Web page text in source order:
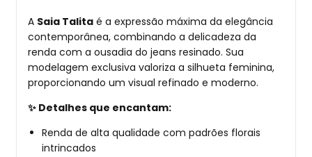
A Saia Talita é a expressão máxima da elegância
contemporânea, combinando a delicadeza da
renda com a ousadia do jeans resinado. Sua
modelagem exclusiva valoriza a silhueta feminina,
proporcionando um visual refinado e moderno.
✨ Detalhes que encantam:
Renda de alta qualidade com padrões florais
intrincados